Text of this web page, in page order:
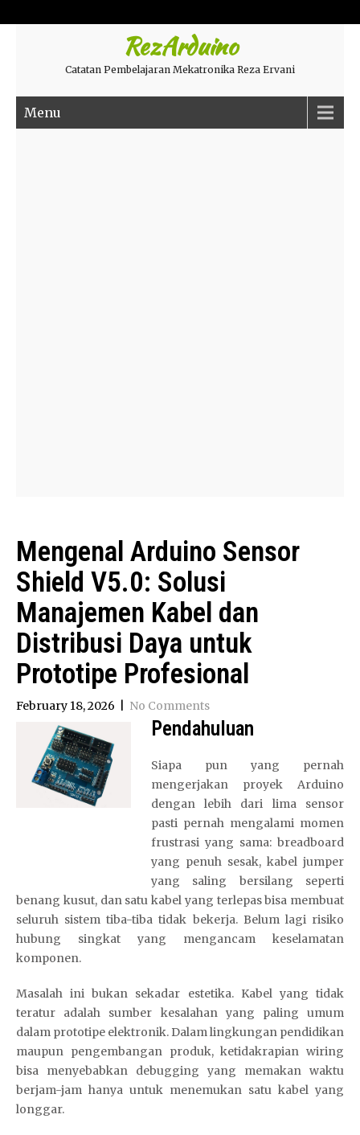
RezArduino
Catatan Pembelajaran Mekatronika Reza Ervani
Menu
Mengenal Arduino Sensor
Shield V5.0: Solusi
Manajemen Kabel dan
Distribusi Daya untuk
Prototipe Profesional
February 18, 2026 No Comments
Pendahuluan
Siapa pun yang pernah
mengerjakan proyek Arduino
dengan lebih dari lima sensor
pasti pernah mengalami momen
frustrasi yang sama: breadboard
yang penuh sesak, kabel jumper
yang saling bersilang seperti
benang kusut, dan satu kabel yang terlepas bisa membuat
seluruh sistem tiba-tiba tidak bekerja. Belum lagi risiko
hubung singkat yang mengancam keselamatan
komponen.
Masalah ini bukan sekadar estetika. Kabel yang tidak
teratur adalah sumber kesalahan yang paling umum
dalam prototipe elektronik. Dalam lingkungan pendidikan
maupun pengembangan produk, ketidakrapian wiring
bisa menyebabkan debugging yang memakan waktu
berjam-jam hanya untuk menemukan satu kabel yang
longgar.